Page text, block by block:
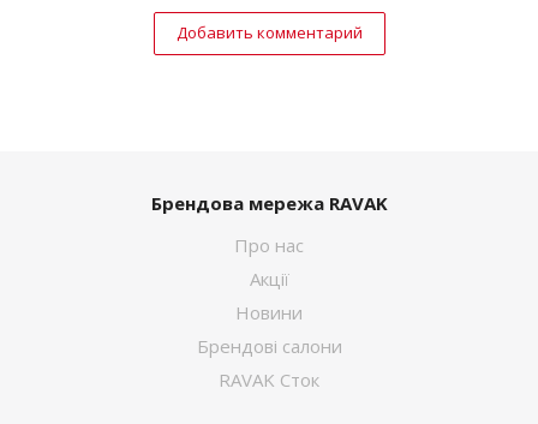
Добавить комментарий
Брендова мережа RAVAK
Про нас
Акції
Новини
Брендові салони
RAVAK Сток